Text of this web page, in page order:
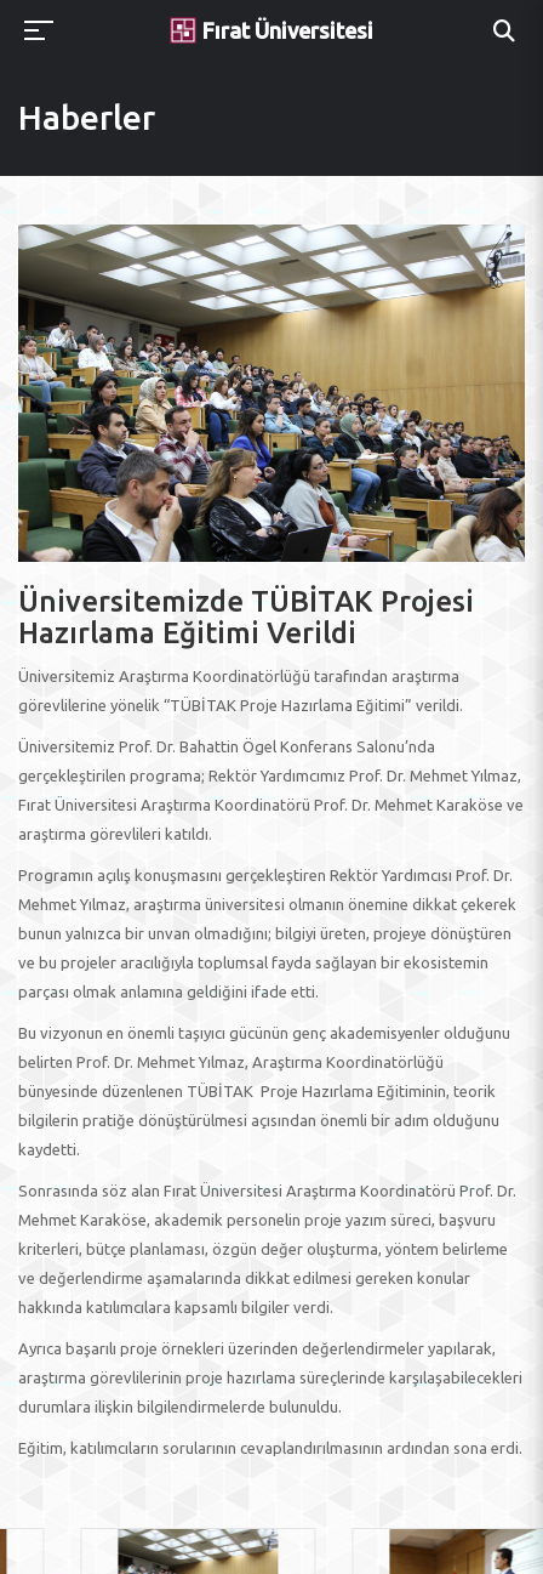
Fırat Üniversitesi
Haberler
Üniversitemizde TÜBİTAK Projesi
Hazırlama Eğitimi Verildi
Üniversitemiz Araştırma Koordinatörlüğü tarafından araştırma
görevlilerine yönelik “TÜBİTAK Proje Hazırlama Eğitimi” verildi.
Üniversitemiz Prof. Dr. Bahattin Ögel Konferans Salonu’nda
gerçekleştirilen programa; Rektör Yardımcımız Prof. Dr. Mehmet Yılmaz,
Fırat Üniversitesi Araştırma Koordinatörü Prof. Dr. Mehmet Karaköse ve
araştırma görevlileri katıldı.
Programın açılış konuşmasını gerçekleştiren Rektör Yardımcısı Prof. Dr.
Mehmet Yılmaz, araştırma üniversitesi olmanın önemine dikkat çekerek
bunun yalnızca bir unvan olmadığını; bilgiyi üreten, projeye dönüştüren
ve bu projeler aracılığıyla toplumsal fayda sağlayan bir ekosistemin
parçası olmak anlamına geldiğini ifade etti.
Bu vizyonun en önemli taşıyıcı gücünün genç akademisyenler olduğunu
belirten Prof. Dr. Mehmet Yılmaz, Araştırma Koordinatörlüğü
bünyesinde düzenlenen TÜBİTAK Proje Hazırlama Eğitiminin, teorik
bilgilerin pratiğe dönüştürülmesi açısından önemli bir adım olduğunu
kaydetti.
Sonrasında söz alan Fırat Üniversitesi Araştırma Koordinatörü Prof. Dr.
Mehmet Karaköse, akademik personelin proje yazım süreci, başvuru
kriterleri, bütçe planlaması, özgün değer oluşturma, yöntem belirleme
ve değerlendirme aşamalarında dikkat edilmesi gereken konular
hakkında katılımcılara kapsamlı bilgiler verdi.
Ayrıca başarılı proje örnekleri üzerinden değerlendirmeler yapılarak,
araştırma görevlilerinin proje hazırlama süreçlerinde karşılaşabilecekleri
durumlara ilişkin bilgilendirmelerde bulunuldu.
Eğitim, katılımcıların sorularının cevaplandırılmasının ardından sona erdi.